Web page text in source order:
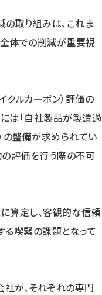
取り組みは、これま
体での削減が重要視
クルカーボン）評価の
は「自社製品が製造過
の整備が求められてい
の評価を行う際の不可
算定し、客観的な信頼
る喫緊の課題となって
社が、それぞれの専門